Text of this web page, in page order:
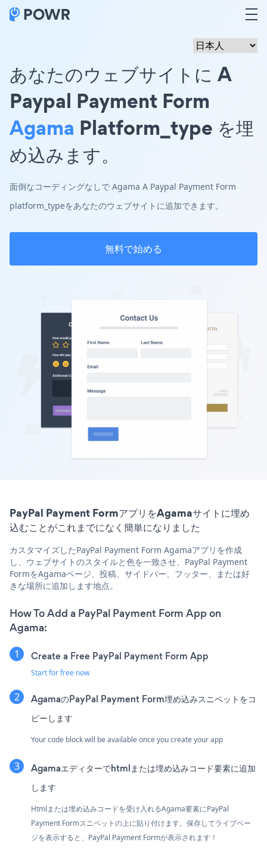
あなたのウェブサイトに A
Paypal Payment Form
Agama Platform_type を埋
め込みます。
面倒なコーディングなしで Agama A Paypal Payment Form
platform_typeをあなたのウェブサイトに追加できます。
無料で始める
PayPal Payment FormアプリをAgamaサイトに埋め
込むことがこれまでになく簡単になりました
カスタマイズしたPayPal Payment Form Agamaアプリを作成
し、ウェブサイトのスタイルと色を一致させ、PayPal Payment
FormをAgamaページ、投稿、サイドバー、フッター、または好
きな場所に追加します地点。
How To Add a PayPal Payment Form App on
Agama:
Create a Free PayPal Payment Form App
Start for free now
AgamaのPayPal Payment Form埋め込みスニペットをコ
ピーします
Your code block will be available once you create your app
Agamaエディターでhtmlまたは埋め込みコード要素に追加
します
Htmlまたは埋め込みコードを受け入れるAgama要素にPayPal
Payment Formスニペットの上に貼り付けます。保存してライブペー
ジを表示すると、PayPal Payment Formが表示されます！